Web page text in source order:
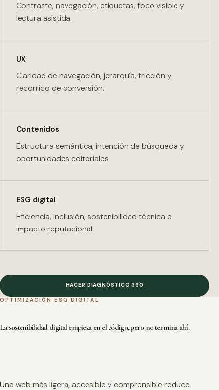
Contraste, navegación, etiquetas, foco visible y
lectura asistida.
UX
Claridad de navegación, jerarquía, fricción y
recorrido de conversión.
Contenidos
Estructura semántica, intención de búsqueda y
oportunidades editoriales.
ESG digital
Eficiencia, inclusión, sostenibilidad técnica e
impacto reputacional.
HACER DIAGNÓSTICO 360
OPTIMIZACIÓN ESG DIGITAL
La sostenibilidad digital empieza en el código, pero no termina ahí.
Una web más ligera, accesible y comprensible reduce